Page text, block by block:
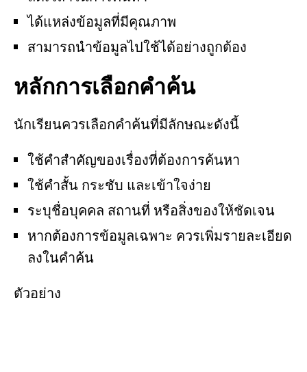
ได้แหล่งข้อมูลที่มีคุณภาพ
สามารถนำข้อมูลไปใช้ได้อย่างถูกต้อง
หลักการเลือกคำค้น
นักเรียนควรเลือกคำค้นที่มีลักษณะดังนี้
ใช้คำสำคัญของเรื่องที่ต้องการค้นหา
ใช้คำสั้น กระชับ และเข้าใจง่าย
ระบุชื่อบุคคล สถานที่ หรือสิ่งของให้ชัดเจน
หากต้องการข้อมูลเฉพาะ ควรเพิ่มรายละเอียด
ลงในคำค้น
ตัวอย่าง